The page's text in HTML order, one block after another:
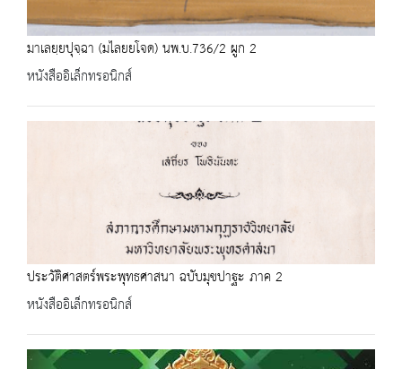
มาเลยฺยปุจฺฉา (มไลยยโจด) นพ.บ.736/2 ผูก 2
หนังสืออิเล็กทรอนิกส์
ประวัติศาสตร์พระพุทธศาสนา ฉบับมุขปาฐะ ภาค 2
หนังสืออิเล็กทรอนิกส์